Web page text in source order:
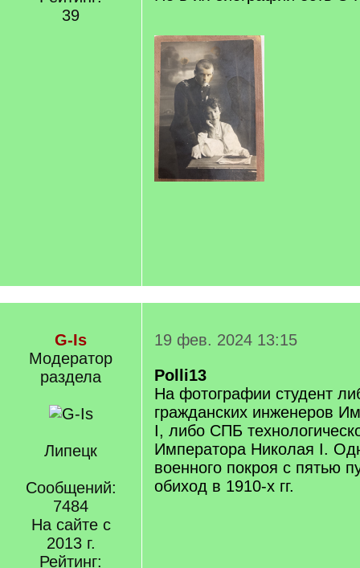
39
G-Is
Модератор
раздела
Липецк
Сообщений:
7484
На сайте с
2013 г.
Рейтинг:
19 фев. 2024 13:15
Polli13
На фотографии студент
гражданских инженеров
I, либо СПБ
Императора Николая I.
военного покроя с пятью
обиход в 1910-х гг.